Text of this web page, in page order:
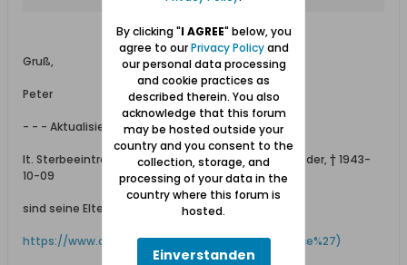
Gruß,
Peter
- - - Aktualisiert - - -
lt. Sterbeeintrag des Sohnes Robert Theodor Schröder, † 1943-
10-09
sind seine Eltern in Jetau verstorben
https://www.ancestry.de/search/colle...cessSource%27)
By clicking "I AGREE" below, you
agree to ourPrivacy Policyand
our personal data processing
and cookie practices as
described therein. You also
acknowledge that this forum
may be hosted outside your
country and you consent to the
collection, storage, and
processing of your data in the
country where this forum is
hosted.
Einverstanden